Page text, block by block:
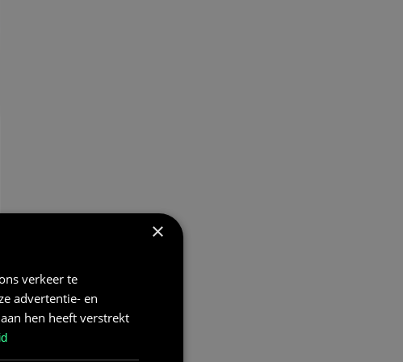
×
verkeer te
advertentie- en
hen heeft verstrekt